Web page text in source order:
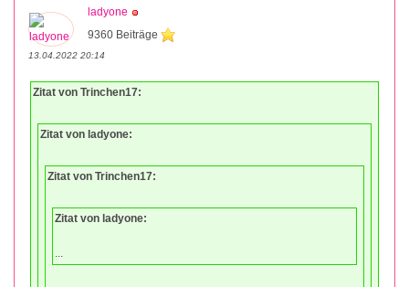
ladyone
9360 Beiträge
13.04.2022 20:14
Zitat von Trinchen17:
Zitat von ladyone:
Zitat von Trinchen17:
Zitat von ladyone: